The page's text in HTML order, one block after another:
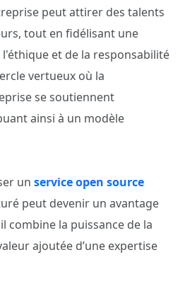
peut attirer des talents
tout en fidélisant une
et de la responsabilité
vertueux où la
se soutiennent
ainsi à un modèle
un service open source
peut devenir un avantage
combine la puissance de la
ajoutée d’une expertise